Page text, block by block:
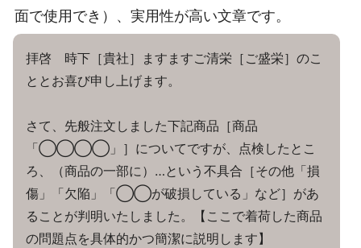
面で使用でき）、実用性が高い文章です。
拝啓 時下［貴社］ますますご清栄［ご盛栄］のこ
ととお喜び申し上げます。
さて、先般注文しました下記商品［商品
「◯◯◯◯」］についてですが、点検したとこ
ろ、（商品の一部に）…という不具合［その他「損
傷」「欠陥」「◯◯が破損している」など］があ
ることが判明いたしました。【ここで着荷した商品
の問題点を具体的かつ簡潔に説明します】